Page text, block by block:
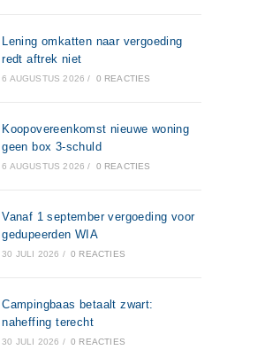
Lening omkatten naar vergoeding
redt aftrek niet
6 AUGUSTUS 2026 / 0 REACTIES
Koopovereenkomst nieuwe woning
geen box 3-schuld
6 AUGUSTUS 2026 / 0 REACTIES
Vanaf 1 september vergoeding voor
gedupeerden WIA
30 JULI 2026 / 0 REACTIES
Campingbaas betaalt zwart:
naheffing terecht
30 JULI 2026 / 0 REACTIES